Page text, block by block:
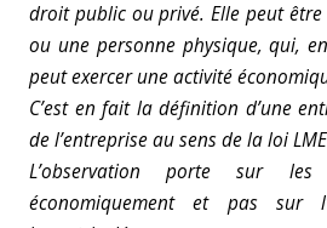
droit public ou privé. Elle peut
ou une personne physique, qui,
peut exercer une activité
C’est en fait la définition d’une
de l’entreprise au sens de la loi
L’observation porte sur les
économiquement et pas sur